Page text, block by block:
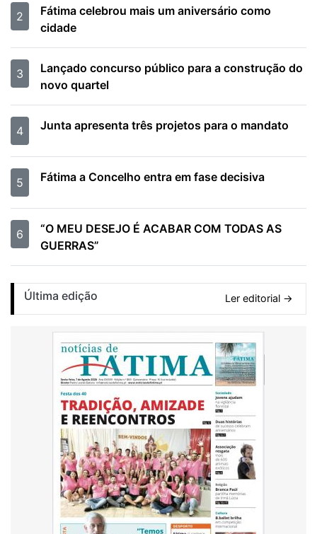
2
Fátima celebrou mais um aniversário como
cidade
3
Lançado concurso público para a construção do
novo quartel
4 Junta apresenta três projetos para o mandato
5 Fátima a Concelho entra em fase decisiva
6
“O MEU DESEJO É ACABAR COM TODAS AS
GUERRAS”
Última edição Ler editorial →